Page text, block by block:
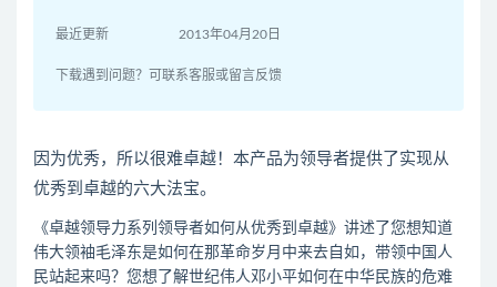
最近更新 2013年04月20日
下载遇到问题？可联系客服或留言反馈
因为优秀，所以很难卓越！本产品为领导者提供了实现从
优秀到卓越的六大法宝。
《卓越领导力系列领导者如何从优秀到卓越》讲述了您想知道
伟大领袖毛泽东是如何在那革命岁月中来去自如，带领中国人
民站起来吗？您想了解世纪伟人邓小平如何在中华民族的危难